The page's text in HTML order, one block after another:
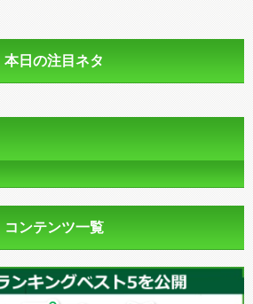
本日の注目ネタ
コンテンツ一覧